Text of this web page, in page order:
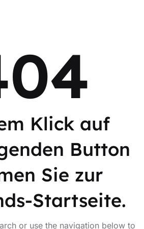
Klick auf
Button
Sie zur
Startseite.
or use the navigation below to